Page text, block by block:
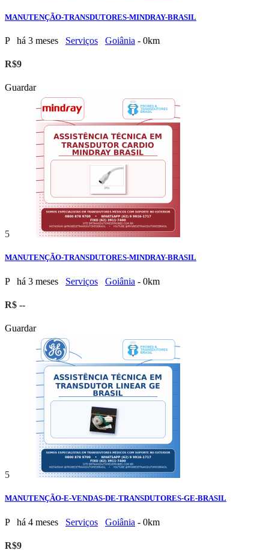
MANUTENÇÃO-TRANSDUTORES-MINDRAY-BRASIL
P há 3 meses Serviços Goiânia - 0km
R$9
Guardar
5
MANUTENÇÃO-TRANSDUTORES-MINDRAY-BRASIL
P há 3 meses Serviços Goiânia - 0km
R$ --
Guardar
5
MANUTENÇÃO-E-VENDAS-DE-TRANSDUTORES-GE-BRASIL
P há 4 meses Serviços Goiânia - 0km
R$9